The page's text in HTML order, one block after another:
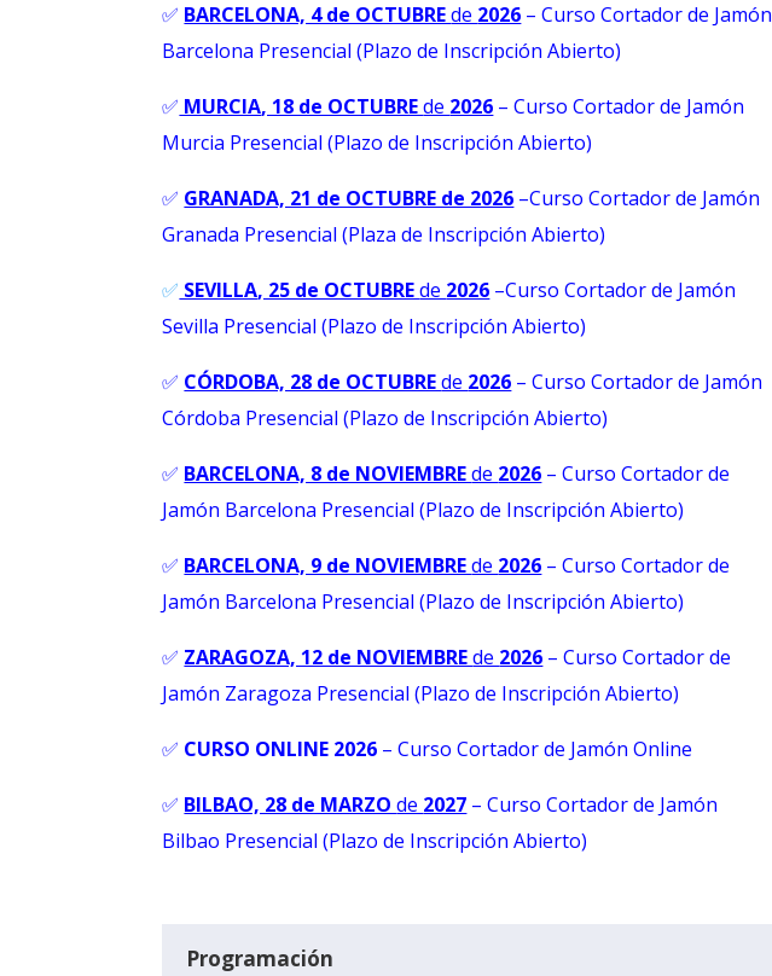
✅ BARCELONA, 4 de OCTUBREde 2026 – Curso Cortador de Jamón
Barcelona Presencial (Plazo de Inscripción Abierto)
✅ MURCIA, 18 de OCTUBREde 2026 – Curso Cortador de Jamón
Murcia Presencial (Plazo de Inscripción Abierto)
✅ GRANADA, 21 de OCTUBRE de 2026 –Curso Cortador de Jamón
Granada Presencial (Plaza de Inscripción Abierto)
✅ SEVILLA, 25 de OCTUBREde 2026 –Curso Cortador de Jamón
Sevilla Presencial (Plazo de Inscripción Abierto)
✅ CÓRDOBA, 28 de OCTUBREde 2026 – Curso Cortador de Jamón
Córdoba Presencial (Plazo de Inscripción Abierto)
✅ BARCELONA, 8 de NOVIEMBREde 2026 – Curso Cortador de
Jamón Barcelona Presencial (Plazo de Inscripción Abierto)
✅ BARCELONA, 9 de NOVIEMBREde 2026 – Curso Cortador de
Jamón Barcelona Presencial (Plazo de Inscripción Abierto)
✅ ZARAGOZA, 12 de NOVIEMBREde 2026 – Curso Cortador de
Jamón Zaragoza Presencial (Plazo de Inscripción Abierto)
✅ CURSO ONLINE 2026 –Curso Cortador de Jamón Online
✅ BILBAO, 28 de MARZOde 2027 – Curso Cortador de Jamón
Bilbao Presencial (Plazo de Inscripción Abierto)
Programación